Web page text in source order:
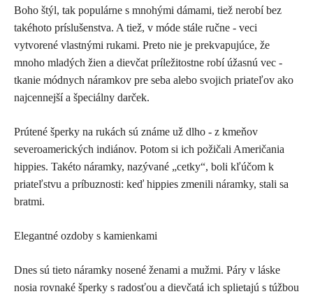
Boho štýl, tak populárne s mnohými dámami, tiež nerobí bez
takéhoto príslušenstva. A tiež, v móde stále ručne - veci
vytvorené vlastnými rukami. Preto nie je prekvapujúce, že
mnoho mladých žien a dievčat príležitostne robí úžasnú vec -
tkanie módnych náramkov pre seba alebo svojich priateľov ako
najcennejší a špeciálny darček.
Prútené šperky na rukách sú známe už dlho - z kmeňov
severoamerických indiánov. Potom si ich požičali Američania
hippies. Takéto náramky, nazývané „cetky“, boli kľúčom k
priateľstvu a príbuznosti: keď hippies zmenili náramky, stali sa
bratmi.
Elegantné ozdoby s kamienkami
Dnes sú tieto náramky nosené ženami a mužmi. Páry v láske
nosia rovnaké šperky s radosťou a dievčatá ich splietajú s túžbou